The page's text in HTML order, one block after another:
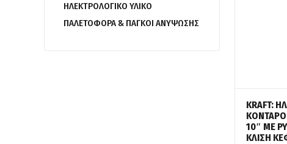
ΗΛΕΚΤΡΟΛΟΓΙΚΟ ΥΛΙΚΟ
ΠΑΛΕΤΟΦΟΡΑ & ΠΑΓΚΟΙ ΑΝΥΨΩΣΗΣ
KRAFT:
10″ ΜΕ
ΚΛΙΣΗ